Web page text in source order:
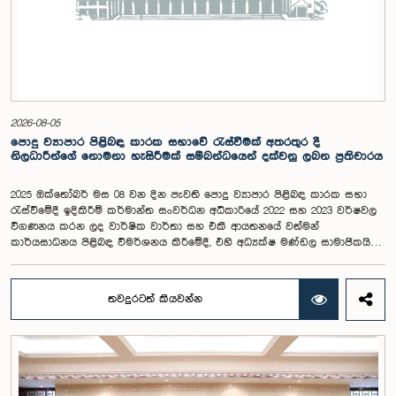
2026-08-05
පොදු ව්‍යාපාර පිළිබඳ කාරක සභාවේ රැස්වීමක් අතරතුර දී
නිලධාරීන්ගේ නොමනා හැසිරීමක් සම්බන්ධයෙන් දක්වනු ලබන ප්‍රතිචාරය
2025 ඔක්තෝබර් මස 08 වන දින පැවති පොදු ව්‍යාපාර පිළිබඳ කාරක සභා
රැස්වීමේදී ඉදිකිරීම් කර්මාන්ත සංවර්ධන අධිකාරියේ 2022 සහ 2023 වර්ෂවල
විගණනය කරන ලද වාර්ෂික වාර්තා සහ එකී ආයතනයේ වත්මන්
කාර්යසාධනය පිළිබඳ විමර්ශනය කිරීමේදී, එහි අධ්‍යක්ෂ මණ්ඩල සාමාජිකයින්
නිලධාරීන් විසින් තම ඇඳුම් පැළඳුම් සම්බන්ධයෙන් පිළිපැදිය යුතු වන
නිර්නායකයන්ගෙන් බැහැරව, එකී අවස්ථාවට නුසුදුසු ආකාරයෙන් සැරසී
රැස්වීමට සහභාගී වී සිටි බව කාරක සභාව විසින් නිරීක්ෂණය කරන ලදී.
තවද, ඉහත කී නිලධාරීන් දෙදෙනාම පාර්ලිමේන්තු සම්ප්‍රදායට හා
ක්‍රියාපටිපාටියට පටහැනි අයුරින් සභාපතිවරයාගේ පූර්ව අවසරයකින් තොරව
කාරක සභා රැස්වීමෙන් බැහැර ගොස් ඇති බව ද කාරක සභාව විසින් සඳහන්
තවදුරටත් කියවන්න